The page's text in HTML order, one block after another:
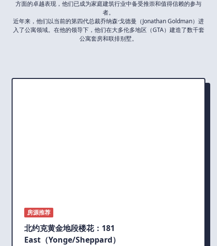
方面的卓越表现，他们已成为家庭建筑行业中备受推崇和值得信赖的参与
者。
近年来，他们以当前的第四代总裁乔纳森·戈德曼（Jonathan Goldman）进
入了公寓领域。在他的领导下，他们在大多伦多地区（GTA）建造了数千套
公寓套房和联排别墅。
房源推荐
北约克黄金地段楼花：181
East（Yonge/Sheppard）